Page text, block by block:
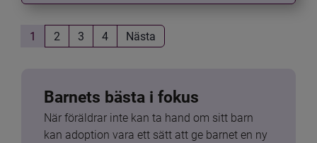
1 2 3 4 Nästa
Barnets bästa i fokus
När föräldrar inte kan ta hand om sitt barn
kan adoption vara ett sätt att ge barnet en ny